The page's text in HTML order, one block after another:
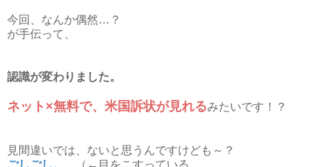
今回、なんか偶然…？
が手伝って、
認識が変わりました。
ネット×無料で、米国訴状が見れるみたいです！？
見間違いでは、ないと思うんですけども～？
ごしごし。
（←目をこすっている